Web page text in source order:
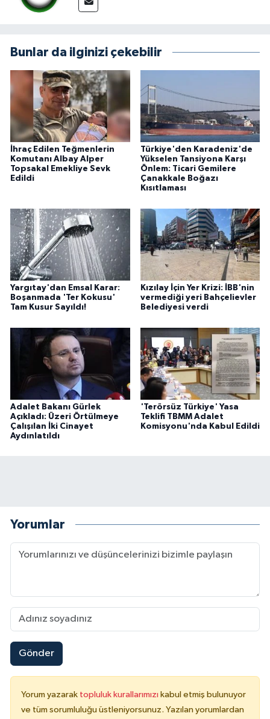
Bunlar da ilginizi çekebilir
İhraç Edilen Teğmenlerin
Komutanı Albay Alper
Topsakal Emekliye Sevk
Edildi
Türkiye'den Karadeniz'de
Yükselen Tansiyona Karşı
Önlem: Ticari Gemilere
Çanakkale Boğazı
Kısıtlaması
Yargıtay'dan Emsal Karar:
Boşanmada 'Ter Kokusu'
Tam Kusur Sayıldı!
Kızılay İçin Yer Krizi: İBB'nin
vermediği yeri Bahçelievler
Belediyesi verdi
Adalet Bakanı Gürlek
Açıkladı: Üzeri Örtülmeye
Çalışılan İki Cinayet
Aydınlatıldı
'Terörsüz Türkiye' Yasa
Teklifi TBMM Adalet
Komisyonu'nda Kabul Edildi
Yorumlar
Gönder
Yorum yazarak topluluk kurallarımızı kabul etmiş bulunuyor
ve tüm sorumluluğu üstleniyorsunuz. Yazılan yorumlardan